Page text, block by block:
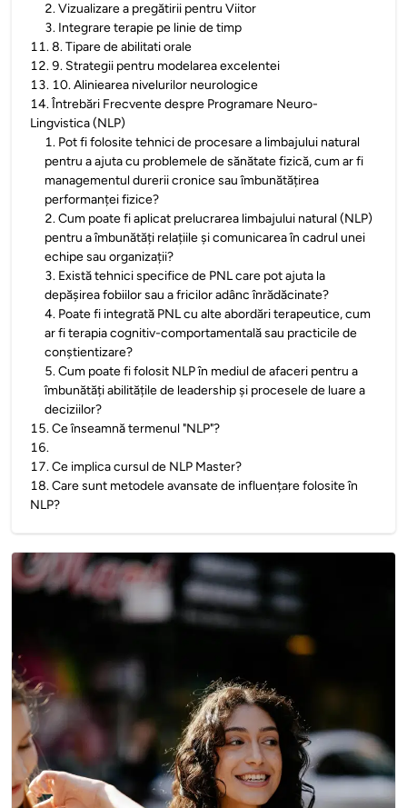
2.Vizualizare a pregătirii pentru Viitor
3. Integrare terapie pe linie de timp
11.8. Tipare de abilitati orale
12.9. Strategii pentru modelarea excelentei
13. 10. Aliniearea nivelurilor neurologice
14.Întrebări Frecvente despre Programare Neuro-
Lingvistica (NLP)
1. Pot fi folosite tehnici de procesare a limbajului natural
pentru a ajuta cu problemele de sănătate fizică, cum ar fi
managementul durerii cronice sau îmbunătățirea
performanței fizice?
2.Cum poate fi aplicat prelucrarea limbajului natural (NLP)
pentru a îmbunătăți relațiile și comunicarea în cadrul unei
echipe sau organizații?
3. Există tehnici specifice de PNL care pot ajuta la
depășirea fobiilor sau a fricilor adânc înrădăcinate?
4. Poate fi integrată PNL cu alte abordări terapeutice, cum
ar fi terapia cognitiv-comportamentală sau practicile de
conștientizare?
5.Cum poate fi folosit NLP în mediul de afaceri pentru a
îmbunătăți abilitățile de leadership și procesele de luare a
deciziilor?
15.Ce înseamnă termenul "NLP"?
16.
17.Ce implica cursul de NLP Master?
18.Care sunt metodele avansate de influențare folosite în
NLP?